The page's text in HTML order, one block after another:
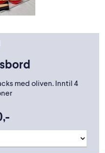
med oliven. Inntil 4